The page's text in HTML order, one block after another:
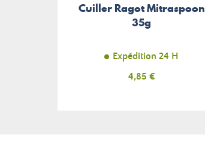
Cuiller Ragot Mitraspoon
35g
Expédition 24 H
Prix
4,85 €